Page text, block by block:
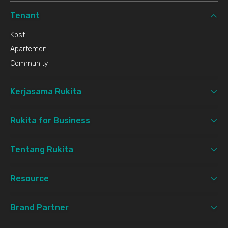
Tenant
Kost
Apartemen
Community
Kerjasama Rukita
Rukita for Business
Tentang Rukita
Resource
Brand Partner